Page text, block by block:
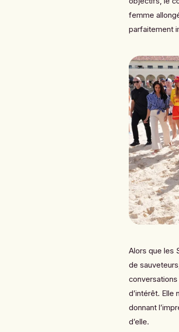
femme
parfaitement
Alors que les
de
conversations
d’intérêt. Elle
donnant
d’elle.